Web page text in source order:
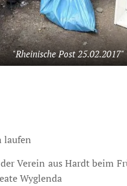
"Rheinische Post 25.02.2017"
laufen
Verein aus Hardt beim
Wyglenda